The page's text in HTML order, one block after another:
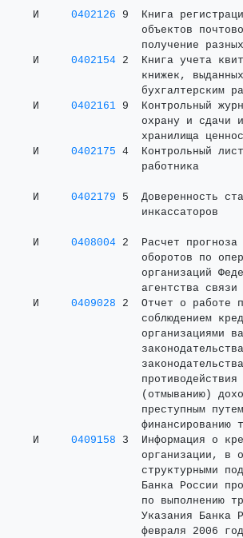
     И
0402126 9  Книга
объектов
получение
     И
0402154 2  Книга учета
книжек,
бухгалтерским
     И
0402161 9  Контрольный
охрану и сдачи
хранилища
     И
0402175 4  Контрольный
работника
     И
0402179 5  Доверенность
инкассаторов
     И
0408004 2  Расчет
оборотов по
организаций
                      агентства связи
     И
0409028 2  Отчет о
соблюдением
организациями
противодействия
(отмыванию)
преступным
финансированию
     И
0409158 3  Информация о
организации, в
структурными
Банка России
по выполнению
Указания Банка
февраля 2006